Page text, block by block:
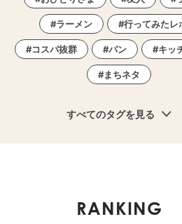
ラーメン 行ってみたレ
コスパ抜群 パン キッ
まちネタ
すべてのタグを見る
RANKING